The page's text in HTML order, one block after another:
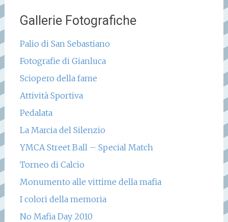
Gallerie Fotografiche
Palio di San Sebastiano
Fotografie di Gianluca
Sciopero della fame
Attività Sportiva
Pedalata
La Marcia del Silenzio
YMCA Street Ball – Special Match
Torneo di Calcio
Monumento alle vittime della mafia
I colori della memoria
No Mafia Day 2010